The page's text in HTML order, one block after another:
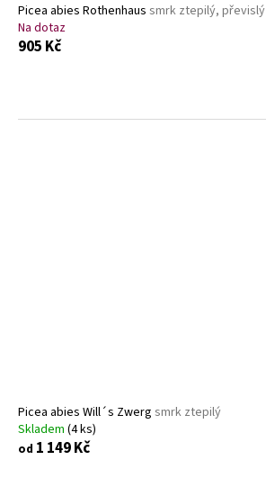
Picea abies Rothenhaus smrk ztepilý, převislý
Na dotaz
905 Kč
Picea abies Will´s Zwerg smrk ztepilý
Skladem (4 ks)
od 1 149 Kč